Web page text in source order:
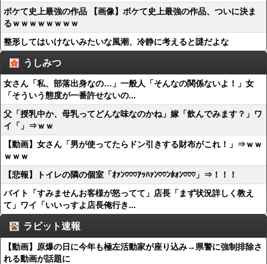
ボケて史上最強の作品 【画像】ボケて史上最強の作品、ついに決ま
るｗｗｗｗｗｗｗｗ
整形してはいけないみたいな風潮、冷静に考えると謎だよな
うしみつ
女さん「私、部落出身なの…」一般人「そんなの関係ないよ！」女
「そういう態度が一番許せないの...
父「授乳中か、母乳ってどんな味なのかね」嫁「飲んでみます？」ワ
イ「」⇒ｗｗ
【動画】女さん「男が使ってたらドン引きする財布がこれ！」⇒ｗｗ
ｗｗｗ
【悲報】トイレの隣の個室「ｵｧﾝ♡♡♡ｱｯﾊｧﾝ♡♡ﾝﾎｫﾝ♡♡♡」⇒！！！
バイト「すみませんお客様が怒ってて」店長「まず状況詳しく教え
て」ワイ「いいっすよ店長俺行き...
ラビット速報
【動画】原爆の日に今年も極左活動家が座り込み→県警に強制排除さ
れる動画が話題に